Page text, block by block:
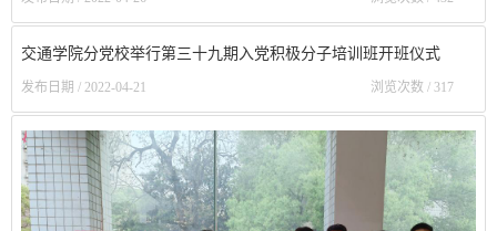
交通学院分党校举行第三十九期入党积极分子培训班开班仪式
发布日期 / 2022-04-21 浏览次数 / 317